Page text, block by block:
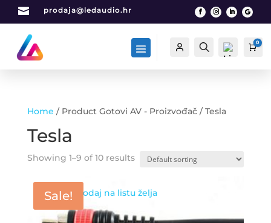
 prodaja@ledaudio.hr
Račun Traži 0
Home / Product Gotovi AV - Proizvođač / Tesla
Tesla
Showing 1–9 of 10 results
Sale! Dodaj na listu želja